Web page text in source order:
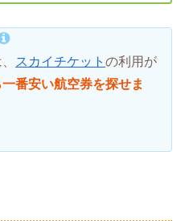
スカイチケット の利用が
番安い航空券を探せま